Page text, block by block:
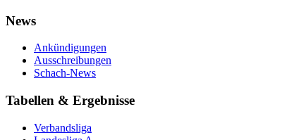
News
Ankündigungen
Ausschreibungen
Schach-News
Tabellen & Ergebnisse
Verbandsliga